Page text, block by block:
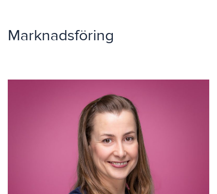
Marknadsföring